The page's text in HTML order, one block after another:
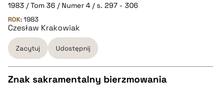
pobierz cytat
BIBTEX
pobierz cytat
1983 / Tom 36 / Numer 4 / s. 297 - 306
ROK: 1983
Czesław Krakowiak
Zacytuj Udostępnij
Znak sakramentalny bierzmowania